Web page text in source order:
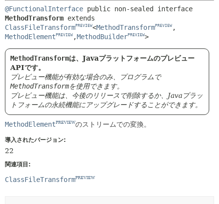
ヘルプ
@FunctionalInterface
MethodTransform
ClassFileTransformPREVIEW<MethodTransformPREVIEW ,
MethodElement PREVIEW ,MethodBuilderPREVIEW>
MethodTransformは、Javaプラットフォームのプレビュー
APIです。
プレビュー機能が有効な場合のみ、プログラムで
MethodTransformを使用できます。
プレビュー機能は、今後のリリースで削除するか、Javaプラッ
トフォームの永続機能にアップグレードすることができます。
MethodElementPREVIEWのストリームでの変換。
導入されたバージョン:
22
関連項目:
ClassFileTransformPREVIEW